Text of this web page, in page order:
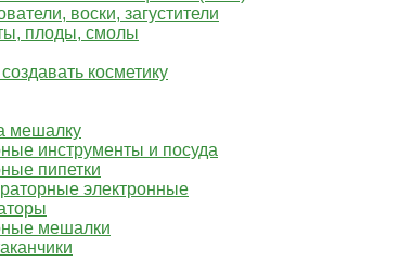
воски, загустители
плоды, смолы
косметику
мешалку
инструменты и посуда
пипетки
электронные
мешалки